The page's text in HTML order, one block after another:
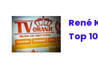
René
Top